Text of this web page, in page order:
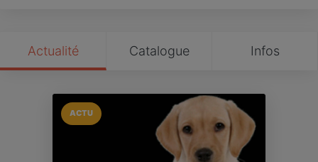
Actualité Catalogue Infos
ACTU